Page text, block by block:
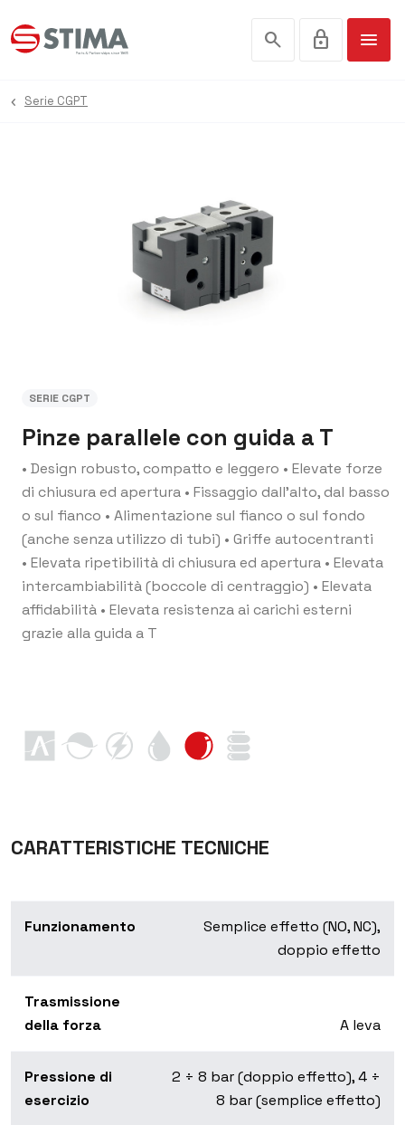
search lock menu
Serie CGPT
SERIE CGPT
Pinze parallele con guida a T
• Design robusto, compatto e leggero • Elevate forze
di chiusura ed apertura • Fissaggio dall’alto, dal basso
o sul fianco • Alimentazione sul fianco o sul fondo
(anche senza utilizzo di tubi) • Griffe autocentranti
• Elevata ripetibilità di chiusura ed apertura • Elevata
intercambiabilità (boccole di centraggio) • Elevata
affidabilità • Elevata resistenza ai carichi esterni
grazie alla guida a T
CARATTERISTICHE TECNICHE
Funzionamento
Semplice effetto (NO, NC),
doppio effetto
Trasmissione
della forza
A leva
Pressione di
esercizio
2 ÷ 8 bar (doppio effetto), 4 ÷
8 bar (semplice effetto)